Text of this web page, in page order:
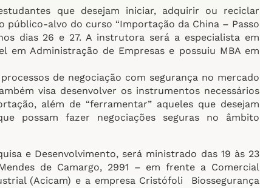
que desejam iniciar, adquirir ou reciclar
alvo do curso “Importação da China – Passo
dias 26 e 27. A instrutora será a especialista em
em Administração de Empresas e possuiu MBA em
de negociação com segurança no mercado
visa desenvolver os instrumentos necessários
além de “ferramentar” aqueles que desejam
possam fazer negociações seguras no âmbito
e Desenvolvimento, será ministrado das 19 às 23
de Camargo, 2991 – em frente a Comercial
(Acicam) e a empresa Cristófoli Biossegurança